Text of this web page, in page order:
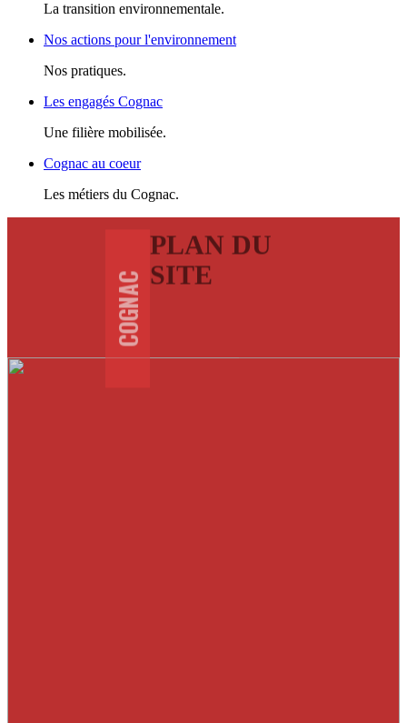
La transition environnementale.
Nos actions pour l'environnement
Nos pratiques.
Les engagés Cognac
Une filière mobilisée.
Cognac au coeur
Les métiers du Cognac.
COGNAC
PLAN DU
SITE